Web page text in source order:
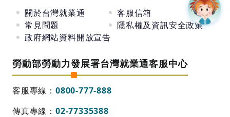
關於台灣就業通
客服信箱
常見問題
隱私權及資訊安全政策
政府網站資料開放宣告
勞動部勞動力發展署台灣就業通客服中心
客服專線： 0800-777-888
傳真專線： 02-77335388